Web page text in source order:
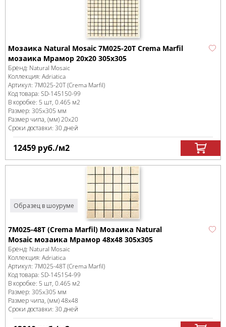
Мозаика Natural Mosaic 7M025-20T Crema Marfil
мозаика Мрамор 20х20 305х305
Бренд: Natural Mosaic
Коллекция: Adriatica
Артикул: 7M025-20T (Crema Marfil)
Код товара: SD-145150-99
В коробке: 5 шт, 0.465 м2
Размер: 305x305 мм
Размер чипа, (мм)20x20
Сроки доставки: 30 дней
12459 руб./м2
Образец в шоуруме
7M025-48T (Crema Marfil) Мозаика Natural
Mosaic мозаика Мрамор 48х48 305х305
Бренд: Natural Mosaic
Коллекция: Adriatica
Артикул: 7M025-48T (Crema Marfil)
Код товара: SD-145154-99
В коробке: 5 шт, 0.465 м2
Размер: 305x305 мм
Размер чипа, (мм)48x48
Сроки доставки: 30 дней